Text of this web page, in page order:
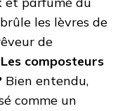
les lèvres de
de
Les composteurs
Bien entendu,
comme un